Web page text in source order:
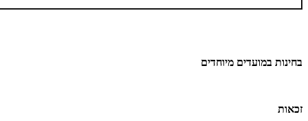
בחינות במועדים מיוחדים
זכאות